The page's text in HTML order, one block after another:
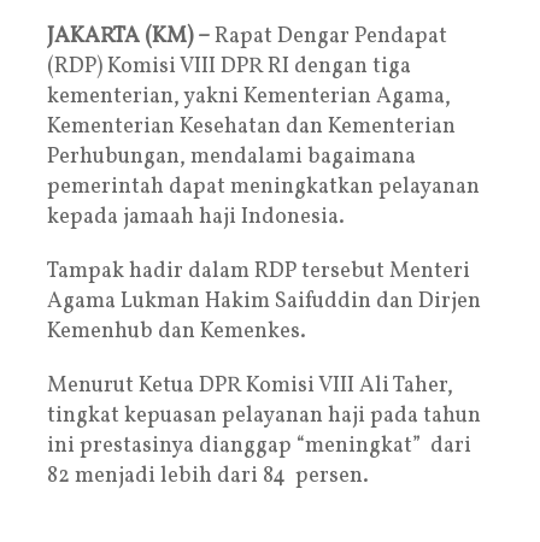
JAKARTA (KM) –Rapat Dengar Pendapat
(RDP) Komisi VIII DPR RI dengan tiga
kementerian, yakni Kementerian Agama,
Kementerian Kesehatan dan Kementerian
Perhubungan, mendalami bagaimana
pemerintah dapat meningkatkan pelayanan
kepada jamaah haji Indonesia.
Tampak hadir dalam RDP tersebut Menteri
Agama Lukman Hakim Saifuddin dan Dirjen
Kemenhub dan Kemenkes.
Menurut Ketua DPR Komisi VIII Ali Taher,
tingkat kepuasan pelayanan haji pada tahun
ini prestasinya dianggap “meningkat” dari
82 menjadi lebih dari 84 persen.